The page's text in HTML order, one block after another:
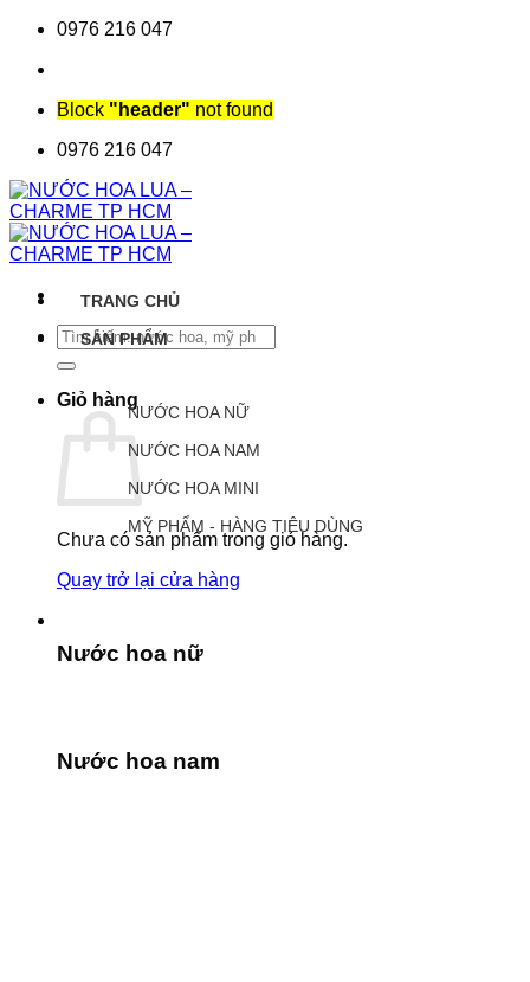
Chuyển0976 216 047
Block "header" not found
0976 216 047
Tìm
kiếm:
Giỏ hàng
Chưa có sản phẩm trong giỏ hàng.
Quay trở lại cửa hàng
TRANG CHỦ
SẢN PHẨM
NƯỚC HOA NỮ
NƯỚC HOA NAM
NƯỚC HOA MINI
MỸ PHẨM - HÀNG TIÊU DÙNG
Nước hoa nữ
Nước hoa nam